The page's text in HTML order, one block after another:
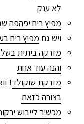
לא ענק
מפיץ ריח יפהפה
ויש גם מפיץ ריח
מזרקה ביתית
והנה עוד אחת
מזרקת שוקולד!
בצורה כזאת
מכשיר לייבוש